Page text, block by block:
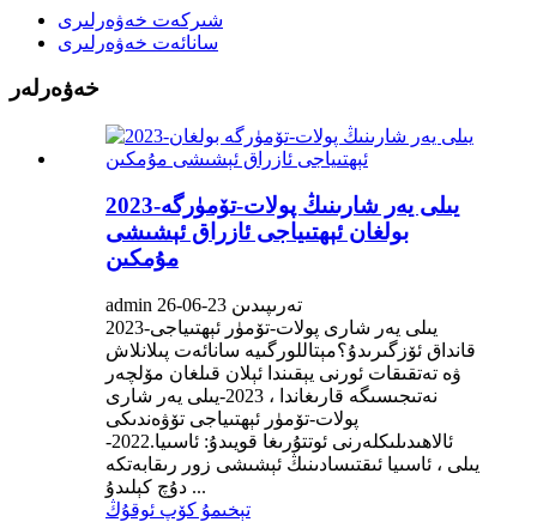
شىركەت خەۋەرلىرى
سانائەت خەۋەرلىرى
خەۋەرلەر
2023-يىلى يەر شارىنىڭ پولات-تۆمۈرگە
بولغان ئېھتىياجى ئازراق ئېشىشى
مۇمكىن
admin تەرىپىدىن 23-06-26
2023-يىلى يەر شارى پولات-تۆمۈر ئېھتىياجى
قانداق ئۆزگىرىدۇ؟مېتاللورگىيە سانائەت پىلانلاش
ۋە تەتقىقات ئورنى يېقىندا ئېلان قىلغان مۆلچەر
نەتىجىسىگە قارىغاندا ، 2023-يىلى يەر شارى
پولات-تۆمۈر ئېھتىياجى تۆۋەندىكى
ئالاھىدىلىكلەرنى ئوتتۇرىغا قويىدۇ: ئاسىيا.2022-
يىلى ، ئاسىيا ئىقتىسادىنىڭ ئېشىشى زور رىقابەتكە
دۇچ كېلىدۇ ...
تېخىمۇ كۆپ ئوقۇڭ